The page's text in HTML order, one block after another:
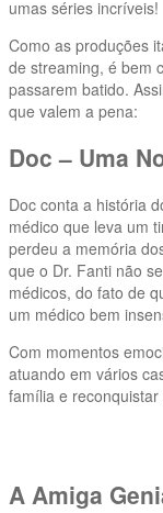
umas séries incríveis!
Como as produções
de streaming, é bem
passarem batido.
que valem a pena:
Doc – Uma
Doc conta a história
médico que leva um
perdeu a memória
que o Dr. Fanti não
médicos, do fato de
um médico bem
Com momentos
atuando em vários
família e
A Amiga